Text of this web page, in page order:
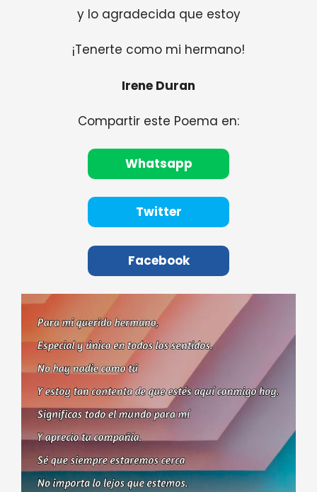
y lo agradecida que estoy
¡Tenerte como mi hermano!
Irene Duran
Compartir este Poema en:
Whatsapp
Twitter
Facebook